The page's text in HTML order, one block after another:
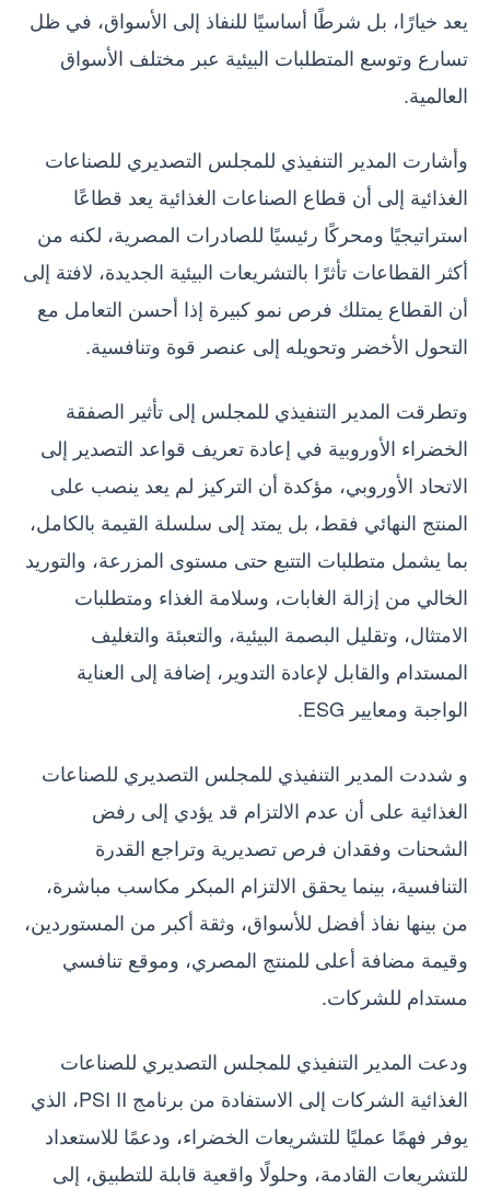
يعد خيارًا، بل شرطًا أساسيًا للنفاذ إلى الأسواق، في ظل
تسارع وتوسع المتطلبات البيئية عبر مختلف الأسواق
العالمية.
وأشارت المدير التنفيذي للمجلس التصديري للصناعات
الغذائية إلى أن قطاع الصناعات الغذائية يعد قطاعًا
استراتيجيًا ومحركًا رئيسيًا للصادرات المصرية، لكنه من
أكثر القطاعات تأثرًا بالتشريعات البيئية الجديدة، لافتة إلى
أن القطاع يمتلك فرص نمو كبيرة إذا أحسن التعامل مع
التحول الأخضر وتحويله إلى عنصر قوة وتنافسية.
وتطرقت المدير التنفيذي للمجلس إلى تأثير الصفقة
الخضراء الأوروبية في إعادة تعريف قواعد التصدير إلى
الاتحاد الأوروبي، مؤكدة أن التركيز لم يعد ينصب على
المنتج النهائي فقط، بل يمتد إلى سلسلة القيمة بالكامل،
بما يشمل متطلبات التتبع حتى مستوى المزرعة، والتوريد
الخالي من إزالة الغابات، وسلامة الغذاء ومتطلبات
الامتثال، وتقليل البصمة البيئية، والتعبئة والتغليف
المستدام والقابل لإعادة التدوير، إضافة إلى العناية
الواجبة ومعايير ESG.
و شددت المدير التنفيذي للمجلس التصديري للصناعات
الغذائية على أن عدم الالتزام قد يؤدي إلى رفض
الشحنات وفقدان فرص تصديرية وتراجع القدرة
التنافسية، بينما يحقق الالتزام المبكر مكاسب مباشرة،
من بينها نفاذ أفضل للأسواق، وثقة أكبر من المستوردين،
وقيمة مضافة أعلى للمنتج المصري، وموقع تنافسي
مستدام للشركات.
ودعت المدير التنفيذي للمجلس التصديري للصناعات
الغذائية الشركات إلى الاستفادة من برنامج PSI II، الذي
يوفر فهمًا عمليًا للتشريعات الخضراء، ودعمًا للاستعداد
للتشريعات القادمة، وحلولًا واقعية قابلة للتطبيق، إلى